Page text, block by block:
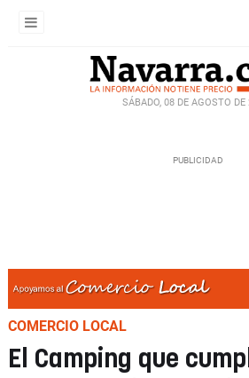
SÁBADO, 08 DE AGOSTO DE
COMERCIO LOCAL
El Camping que